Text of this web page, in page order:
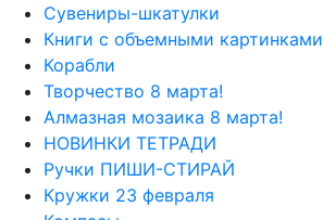
Сувениры-шкатулки
Книги с объемными картинками
Корабли
Творчество 8 марта!
Алмазная мозаика 8 марта!
НОВИНКИ ТЕТРАДИ
Ручки ПИШИ-СТИРАЙ
Кружки 23 февраля